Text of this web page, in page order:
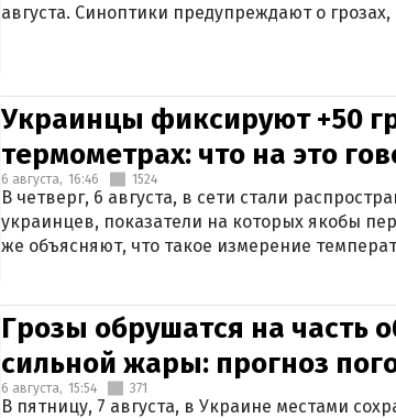
августа. Синоптики предупреждают о
Украинцы фиксируют +50
термометрах: что на это
6 августа, 16:46 1524
В четверг, 6 августа, в сети стали
украинцев, показатели на которых якобы
же объясняют, что такое измерение
Грозы обрушатся на часть
сильной жары: прогноз
6 августа, 15:54 371
В пятницу, 7 августа, в Украине местами